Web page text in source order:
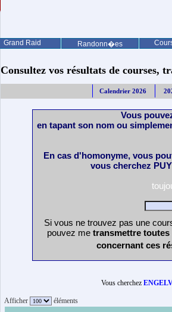
Grand Raid Randonn�es
Consultez vos résultats de courses,
Calendrier 2026
Vous
en tapant son nom ou
En cas d'homonyme, vous
vous cherchez
Si vous ne trouvez pas une
pouvez me transmettre
concernant ces
Vous cherchez
Afficher éléments